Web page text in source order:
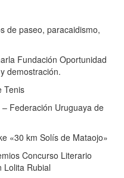
de paseo, paracaidismo,
Fundación Oportunidad
demostración.
Tenis
Federación Uruguaya de
«30 km Solís de Mataojo»
Concurso Literario
Lolita Rubial